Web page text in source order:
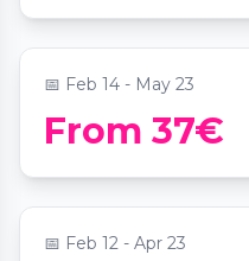
📍MARKK Museum am
📅 Feb 14 - May 23
From 37€
Candlelight:
📍Krypta der
📅 Feb 12 - Apr 23